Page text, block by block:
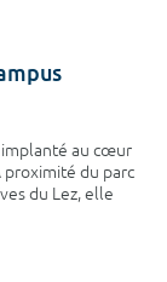
implanté au cœur
du parc
du Lez, elle